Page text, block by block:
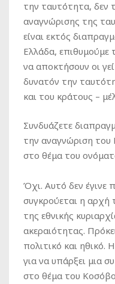
την ταυτότητα, δεν
αναγνώρισης της
είναι εκτός
Ελλάδα, επιθυμούμε
να αποκτήσουν οι
δυνατόν την
και του κράτους –
Συνδυάζετε
την αναγνώριση
στο θέμα του
Όχι. Αυτό δεν έγινε
συγκρούεται η αρχή
της εθνικής
ακεραιότητας.
πολιτικό και ηθικό.
για να υπάρξει μια
στο θέμα του